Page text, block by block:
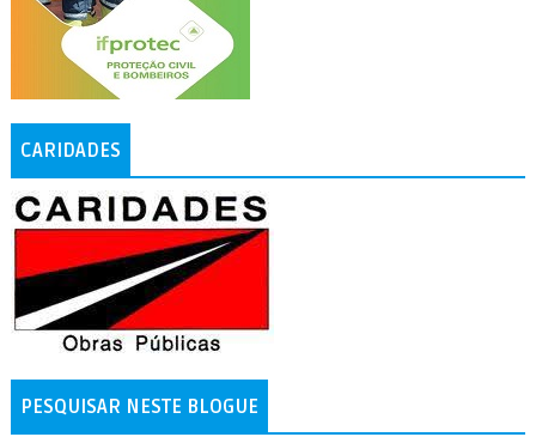
CARIDADES
PESQUISAR NESTE BLOGUE